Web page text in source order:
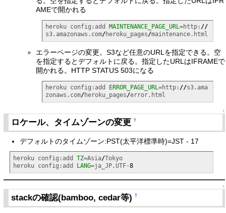
AMEで開かれる
heroku config:add MAINTENANCE_PAGE_URL=http: //
s3.amazonaws.com/heroku_pages/maintenance.html
エラーページの変更。S3など任意のURLを指定できる。空
を指定するとデフォルトに戻る。指定したURLはIFRAMEで
開かれる。HTTP STATUS 503になる
heroku config:add ERROR_PAGE_URL=http: //s3.ama
zonaws.com/heroku_pages/error.html
↑
ロケール、タイムゾーンの変更†
デフォルトのタイムゾーン:PST(太平洋標準時)=JST - 17
heroku config:add TZ=Asia/Tokyo
heroku config:add
LANG=ja_JP.UTF-8
↑
stackの確認(bamboo, cedar等)†